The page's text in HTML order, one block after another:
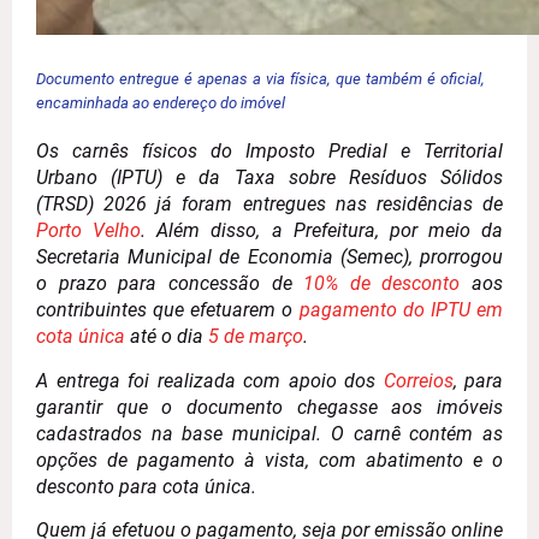
Documento entregue é apenas a via física, que também é oficial,
encaminhada ao endereço do imóvel
Os carnês físicos do Imposto Predial e Territorial
Urbano (IPTU) e da Taxa sobre Resíduos Sólidos
(TRSD) 2026 já foram entregues nas residências de
Porto Velho. Além disso, a Prefeitura, por meio da
Secretaria Municipal de Economia (Semec), prorrogou
o prazo para concessão de 10% de desconto aos
contribuintes que efetuarem o pagamento do IPTU em
cota única até o dia 5 de março.
A entrega foi realizada com apoio dos Correios, para
garantir que o documento chegasse aos imóveis
cadastrados na base municipal. O carnê contém as
opções de pagamento à vista, com abatimento e o
desconto para cota única.
Quem já efetuou o pagamento, seja por emissão online